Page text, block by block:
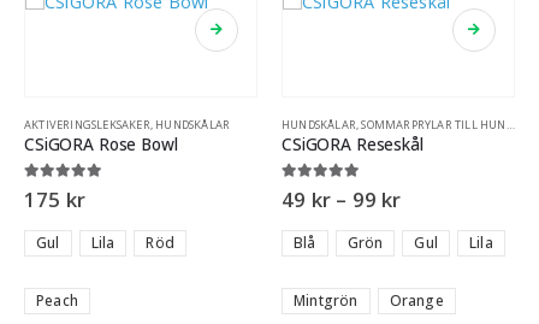
AKTIVERINGSLEKSAKER, HUNDSKÅLAR
CSiGORA Rose Bowl
5.00out of 5
175 kr
Gul Lila Röd
Peach
HUNDSKÅLAR,SOMMARPRYLAR TILL HUND ,
CSiGORA Reseskål
5.00 out of 5
49 kr – 99 kr
Blå Grön Gul Lila
Mintgrön Orange